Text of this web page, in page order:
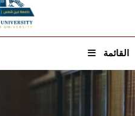
القائمة